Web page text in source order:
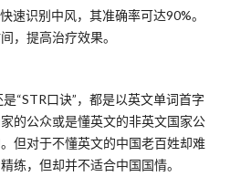
速识别中风，其准确率可达90%。
，提高治疗效果。
“STR口诀”，都是以英文单词首字
的公众或是懂英文的非英文国家公
但对于不懂英文的中国老百姓却难
练，但却并不适合中国国情。